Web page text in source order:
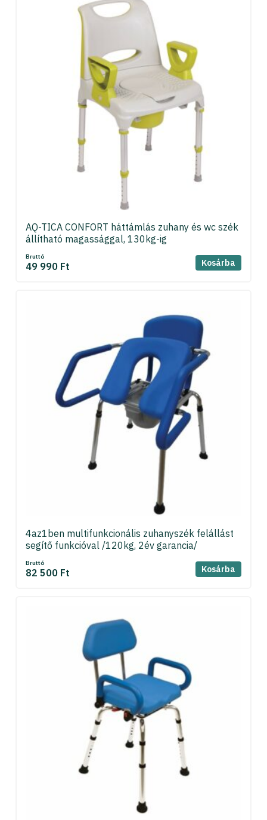
AQ-TICA CONFORT háttámlás zuhany és wc szék
állítható magassággal, 130kg-ig
Bruttó
49 990 Ft Kosárba
4az1ben multifunkcionális zuhanyszék felállást
segítő funkcióval /120kg, 2év garancia/
Bruttó
82 500 Ft Kosárba